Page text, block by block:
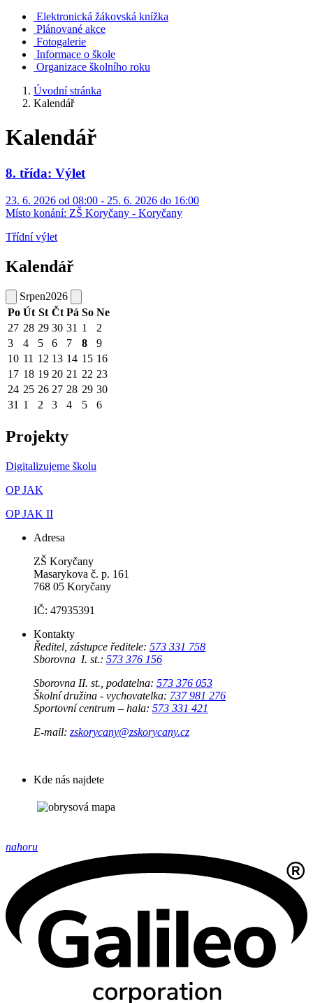
Elektronická žákovská knížka
Plánované akce
Fotogalerie
Informace o škole
Organizace školního roku
Úvodní stránka
Kalendář
Kalendář
8. třída: Výlet
23. 6. 2026 od 08:00 - 25. 6. 2026 do 16:00
Místo konání: ZŠ Koryčany - Koryčany
Třídní výlet
Kalendář
Srpen2026
Po Út St Čt Pá So Ne
27 28 29 30 31 1
2
3
4 5 6 7 8
9
10 11 12 13 14 15 16
17 18 19 20 21 22 23
24 25 26 27 28 29 30
31 1 2 3 4 5 6
Projekty
Digitalizujeme školu
OP JAK
OP JAK II
Adresa
ZŠ Koryčany
Masarykova č. p. 161
768 05 Koryčany
IČ: 47935391
Kontakty
Ředitel, zástupce ředitele: 573 331 758
Sborovna I. st.: 573 376 156
Sborovna II. st., podatelna: 573 376 053
Školní družina - vychovatelka: 737 981 276
Sportovní centrum – hala: 573 331 421
E-mail: zskorycany@zskorycany.cz
Kde nás najdete
nahoru